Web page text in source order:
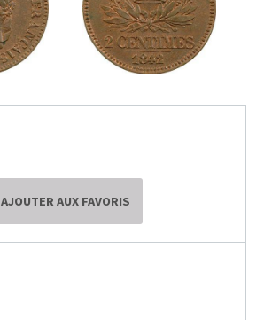
AJOUTER AUX FAVORIS